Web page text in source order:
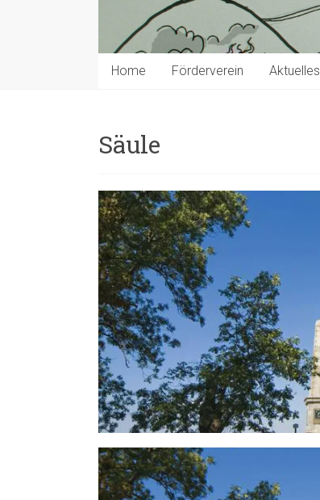
Home Förderverein Aktuelles
Säule